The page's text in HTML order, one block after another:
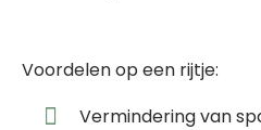
Voordelen op een rijtje:
Vermindering van